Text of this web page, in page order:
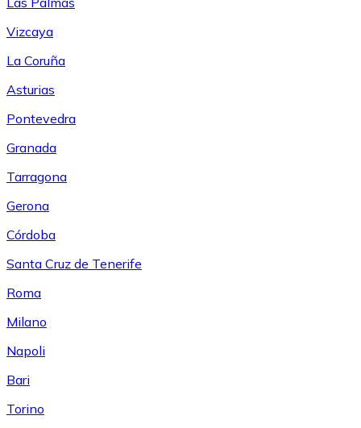
Vizcaya
La Coruña
Asturias
Pontevedra
Granada
Tarragona
Gerona
Córdoba
Santa Cruz de Tenerife
Roma
Milano
Napoli
Bari
Torino